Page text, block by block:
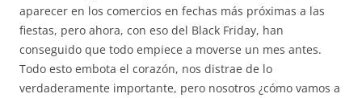
aparecer en los comercios en fechas más próximas a las
fiestas, pero ahora, con eso del Black Friday, han
conseguido que todo empiece a moverse un mes antes.
Todo esto embota el corazón, nos distrae de lo
verdaderamente importante, pero nosotros ¿cómo vamos a